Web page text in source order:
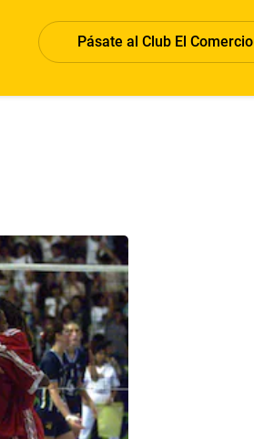
Pásate al Club El Comercio